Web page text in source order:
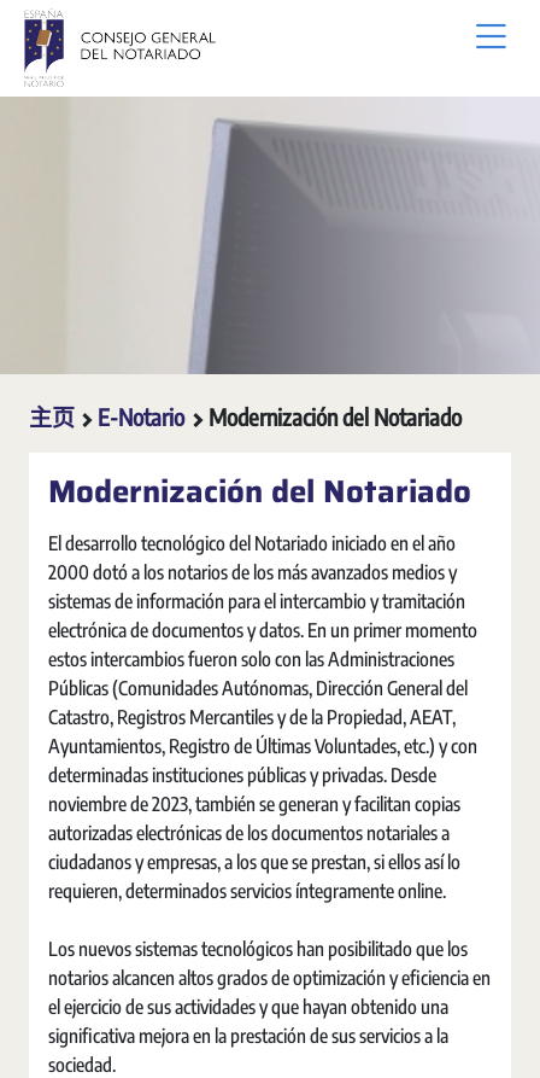
跳转到主内容
主页 E-Notario Modernización del Notariado
Modernización del Notariado
El desarrollo tecnológico del Notariado iniciado en el año
2000 dotó a los notarios de los más avanzados medios y
sistemas de información para el intercambio y tramitación
electrónica de documentos y datos. En un primer momento
estos intercambios fueron solo con las Administraciones
Públicas (Comunidades Autónomas, Dirección General del
Catastro, Registros Mercantiles y de la Propiedad, AEAT,
Ayuntamientos, Registro de Últimas Voluntades, etc.) y con
determinadas instituciones públicas y privadas. Desde
noviembre de 2023, también se generan y facilitan copias
autorizadas electrónicas de los documentos notariales a
ciudadanos y empresas, a los que se prestan, si ellos así lo
requieren, determinados servicios íntegramente online.
Los nuevos sistemas tecnológicos han posibilitado que los
notarios alcancen altos grados de optimización y eficiencia en
el ejercicio de sus actividades y que hayan obtenido una
significativa mejora en la prestación de sus servicios a la
sociedad.